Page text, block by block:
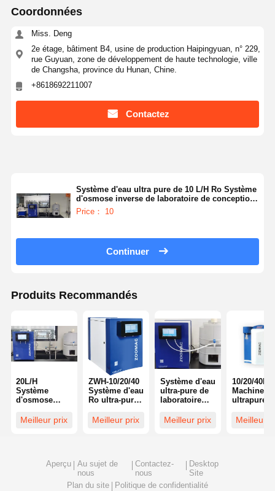
Coordonnées
Miss. Deng
2e étage, bâtiment B4, usine de production Haipingyuan, n° 229,
rue Guyuan, zone de développement de haute technologie, ville
de Changsha, province du Hunan, Chine.
+8618692211007
Contactez
Système d'eau ultra pure de 10 L/H Ro Système
d'osmose inverse de laboratoire de conception
intelligente
Price： 10
Continuer
Produits Recommandés
20L/H
Système
d'osmose
pure Système
Meilleur prix
ZWH-10/20/40
Système d'eau
Ro ultra-pure
basse de 1,2-2
Meilleur prix
Système d'eau
ultra-pure de
laboratoire
intelligent
avec système
Meilleur prix
10/20/40L/H
Machine à
ultrapure
pour un
Meilleur
Aperçu
Au sujet de
nous
Contactez-
nous
Desktop
Site
Plan du site
Politique de confidentialité